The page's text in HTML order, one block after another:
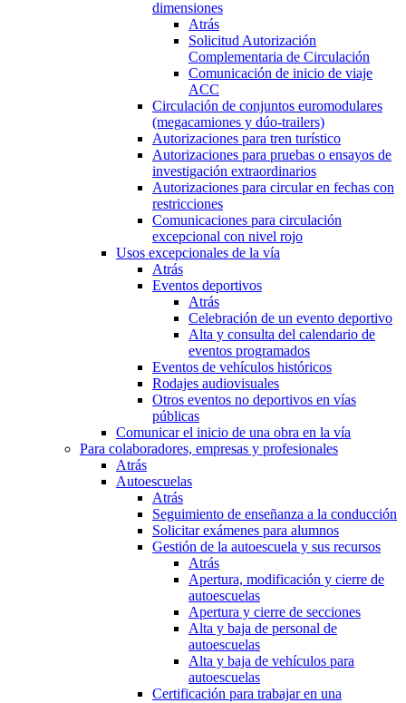
dimensiones
Atrás
Solicitud Autorización
Complementaria de Circulación
Comunicación de inicio de viaje
ACC
Circulación de conjuntos euromodulares
(megacamiones y dúo-trailers)
Autorizaciones para tren turístico
Autorizaciones para pruebas o ensayos de
investigación extraordinarios
Autorizaciones para circular en fechas con
restricciones
Comunicaciones para circulación
excepcional con nivel rojo
Usos excepcionales de la vía
Atrás
Eventos deportivos
Atrás
Celebración de un evento deportivo
Alta y consulta del calendario de
eventos programados
Eventos de vehículos históricos
Rodajes audiovisuales
Otros eventos no deportivos en vías
públicas
Comunicar el inicio de una obra en la vía
Para colaboradores, empresas y profesionales
Atrás
Autoescuelas
Atrás
Seguimiento de enseñanza a la conducción
Solicitar exámenes para alumnos
Gestión de la autoescuela y sus recursos
Atrás
Apertura, modificación y cierre de
autoescuelas
Apertura y cierre de secciones
Alta y baja de personal de
autoescuelas
Alta y baja de vehículos para
autoescuelas
Certificación para trabajar en una